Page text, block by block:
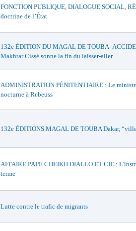
FONCTION PUBLIQUE, DIALOGUE SOCIAL,
doctrine de l’État
132e ÉDITION DU MAGAL DE TOUBA-
Makhtar Cissé sonne la fin du laisser-aller
ADMINISTRATION PÉNITENTIAIRE : Le
nocturne à Rebeuss
132e ÉDITIONS MAGAL DE TOUBA Dakar,
AFFAIRE PAPE CHEIKH DIALLO ET CIE :
terme
Lutte contre le trafic de migrants